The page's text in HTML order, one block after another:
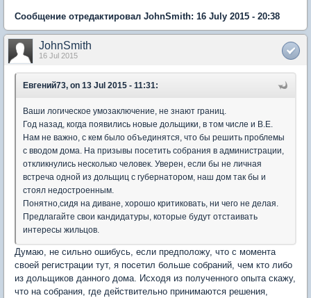
Сообщение отредактировал JohnSmith: 16 July 2015 - 20:38
JohnSmith
16 Jul 2015
Евгений73, on 13 Jul 2015 - 11:31:
Ваши логическое умозаключение, не знают границ.
Год назад, когда появились новые дольщики, в том числе и В.Е.
Нам не важно, с кем было объединятся, что бы решить проблемы
с вводом дома. На призывы посетить собрания в администрации,
откликнулись несколько человек. Уверен, если бы не личная
встреча одной из дольщиц с губернатором, наш дом так бы и
стоял недостроенным.
Понятно,сидя на диване, хорошо критиковать, ни чего не делая.
Предлагайте свои кандидатуры, которые будут отстаивать
интересы жильцов.
Думаю, не сильно ошибусь, если предположу, что с момента
своей регистрации тут, я посетил больше собраний, чем кто либо
из дольщиков данного дома. Исходя из полученного опыта скажу,
что на собрания, где действительно принимаются решения,